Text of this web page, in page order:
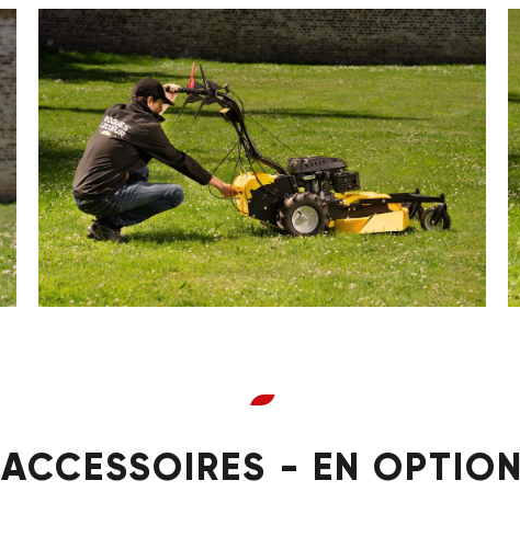
ACCESSOIRES - EN OPTION